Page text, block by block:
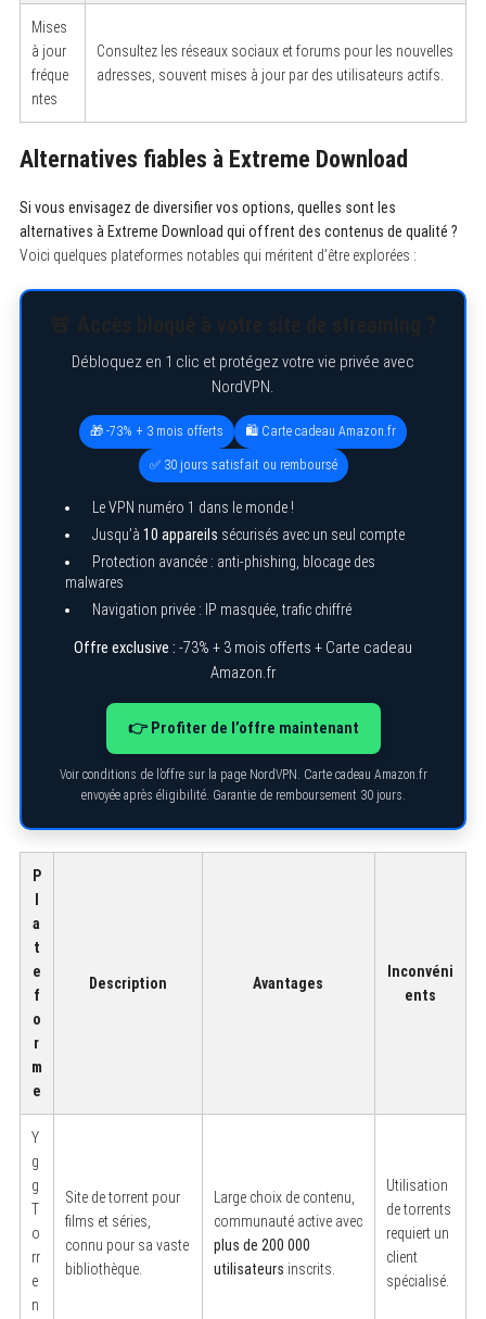
Mises
à jour
fréque
ntes
Consultez les réseaux sociaux et forums pour les nouvelles
adresses, souvent mises à jour par des utilisateurs actifs.
Alternatives fiables à Extreme Download
Si vous envisagez de diversifier vos options, quelles sont les
alternatives à Extreme Download qui offrent des contenus de qualité ?
Voici quelques plateformes notables qui méritent d’être explorées :
Débloquez en 1 clic et protégez votre vie privée avec
NordVPN.
🎁 -73% + 3 mois offerts 🛍️ Carte cadeau Amazon.fr
✅ 30 jours satisfait ou remboursé
Le VPN numéro 1 dans le monde !
Jusqu’à 10 appareils sécurisés avec un seul compte
Protection avancée : anti-phishing, blocage des
malwares
Navigation privée : IP masquée, trafic chiffré
Offre exclusive : -73% + 3 mois offerts + Carte cadeau
Amazon.fr
👉 Profiter de l’offre maintenant
Voir conditions de l’offre sur la page NordVPN. Carte cadeau Amazon.fr
envoyée après éligibilité. Garantie de remboursement 30 jours.
P
a
t
e
f
o
r
m
e
Description Avantages
Inconvéni
ents
Y
g
g
T
o
rr
e
n
Site de torrent pour
films et séries,
connu pour sa vaste
bibliothèque.
Large choix de contenu,
communauté active avec
plus de 200 000
utilisateurs inscrits.
Utilisation
de torrents
requiert un
client
spécialisé.
a
r
h
f